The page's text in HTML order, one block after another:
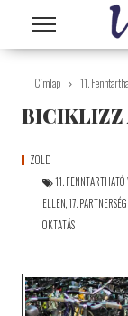
Ugrás a tartalomra
Címlap 11.
BICIKLIZZ
ZÖLD
11. FENNTARTHATÓ
ELLEN,17.
OKTATÁS